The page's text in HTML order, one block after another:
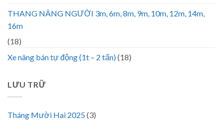
THANG NÂNG NGƯỜI 3m, 6m, 8m, 9m, 10m, 12m, 14m,
16m
(18)
Xe nâng bán tự động (1t – 2 tấn)(18)
LƯU TRỮ
Tháng Mười Hai 2025(3)